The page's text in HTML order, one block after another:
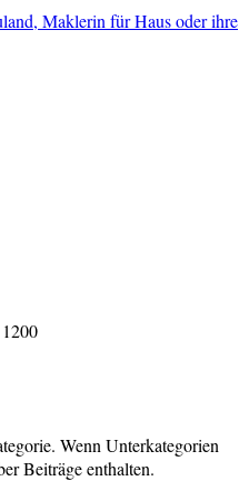
Wenn Unterkategorien
Beiträge enthalten.